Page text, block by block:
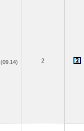
(09.14) 2